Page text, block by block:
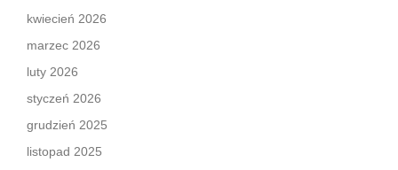
kwiecień 2026
marzec 2026
luty 2026
styczeń 2026
grudzień 2025
listopad 2025